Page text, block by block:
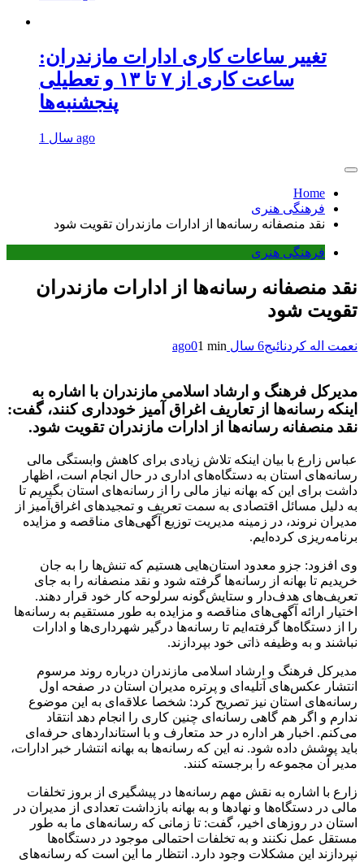
تغییر ساعات کاری ادارات مازندران:
ساعت کاری از ۷ تا ۱۳ و تعطیلی
پنجشنبه‌ها
1 سال ago
Home
فرهنگی هنری
نقد منصفانه رسانه‌ها از ادارات مازندران تقویت شود
فرهنگی هنری
نقد منصفانه رسانه‌ها از ادارات مازندران
تقویت شود
نعمت اله کردنائیج6 سال ago 01 min
مدیرکل فرهنگ و ارشاد اسلامی مازندران با اشاره به
اینکه رسانه‌ها از تعاریف اغراق آمیز خودداری کنند، گفت:
نقد منصفانه رسانه‌ها از ادارات مازندران تقویت شود.
عباس زارع با بیان اینکه تلاش زیادی برای کاهش وابستگی مالی
رسانه‌های استان به دستگاه‌های اداری در حال انجام است، اظهار
داشت برای این که بهانه نیاز مالی را از رسانه‌های استان بگیریم تا
به دلیل مسائل اقتصادی به سمت تعریف و تمجیدهای اغراق‌آمیز از
مدیران نروند، در زمینه مدیریت توزیع آگهی‌های مناقصه و مزایده
برنامه‌ریزی کرده‌ایم.
وی افزود: جزو معدود استان‌هایی هستیم که تنش‌ها را به جان
خریدیم تا بهانه‌ از رسانه‌ها گرفته شود و نقد منصفانه را به جای
تعریف‌های هدف‌دار و ستایش‌گونه سرلوحه کار خود قرار دهند.
اختیار ارائه آگهی‌های مناقصه و مزایده به طور مستقیم به رسانه‌ها
را از دستگاه‌ها گرفته‌ایم تا رسانه‌ها درگیر شهرداری‌ها و ادارات
نباشند و به وظیفه ذاتی خود بپردازند.
مدیرکل فرهنگ و ارشاد اسلامی مازندران درباره روند مرسوم
انتشار عکس‌های آتلیه‌ای و پرتره‌ مدیران استان در صفحه اول
رسانه‌های استان نیز تصریح کرد: شخصا علاقه‌ای به این موضوع
ندارم و اگر هم گاهی رسانه‌ای چنین کاری را انجام دهد انتقاد
می‌کنم. اخبار هر اداره در حد متعارف و با استانداردهای حرفه‌ای
باید پوشش داده شود. نه این که رسانه‌ها به بهانه انتشار خبر ادارات،
مدیر آن مجموعه را برجسته کنند.
زارع با اشاره به نقش مهم رسانه‌ها در پیشگیری از بروز تخلفات
مالی در دستگاه‌ها و نهادها و به بهانه بازداشت تعدادی از مدیران در
استان در روزهای اخیر، گفت: تا زمانی که رسانه‌های ما به طور
مستقل عمل نکنند و به تخلفات احتمالی موجود در دستگاه‌ها
نپردازند این مشکلات وجود دارد. انتظار ما این است که رسانه‌های